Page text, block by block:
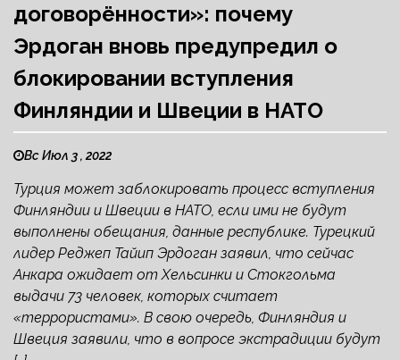
договорённости»: почему
Эрдоган вновь предупредил о
блокировании вступления
Финляндии и Швеции в НАТО
Вс Июл 3 , 2022
Турция может заблокировать процесс вступления
Финляндии и Швеции в НАТО, если ими не будут
выполнены обещания, данные республике. Турецкий
лидер Реджеп Тайип Эрдоган заявил, что сейчас
Анкара ожидает от Хельсинки и Стокгольма
выдачи 73 человек, которых считает
«террористами». В свою очередь, Финляндия и
Швеция заявили, что в вопросе экстрадиции будут